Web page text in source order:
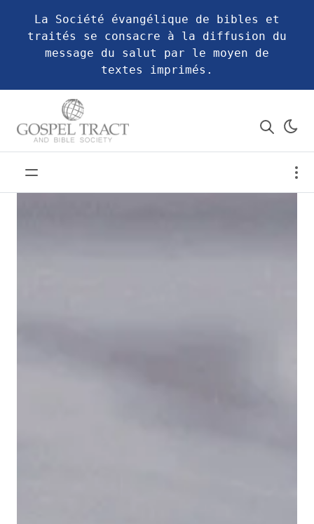
La Société évangélique de bibles et
traités se consacre à la diffusion du
message du salut par le moyen de
textes imprimés.